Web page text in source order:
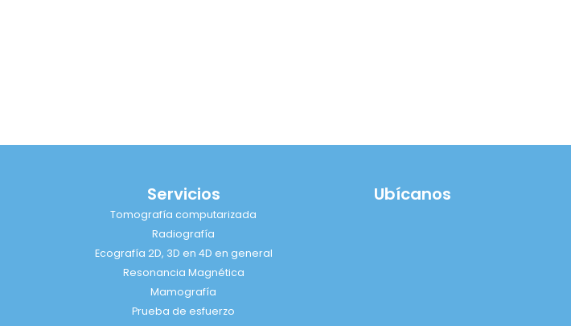
Servicios
Tomografía computarizada
Radiografía
Ecografía 2D, 3D en 4D en general
Resonancia Magnética
Mamografía
Prueba de esfuerzo
Ubícanos